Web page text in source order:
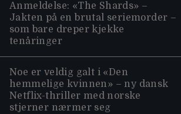
Anmeldelse: «The Shards» –
Jakten på en brutal seriemorder –
som bare dreper kjekke
tenåringer
Noe er veldig galt i «Den
hemmelige kvinnen» – ny dansk
Netflix-thriller med norske
stjerner nærmer seg